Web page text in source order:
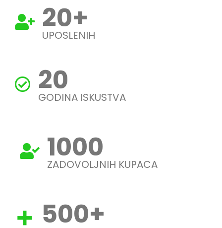
20+
UPOSLENIH
20
GODINA ISKUSTVA
1000
ZADOVOLJNIH KUPACA
500+